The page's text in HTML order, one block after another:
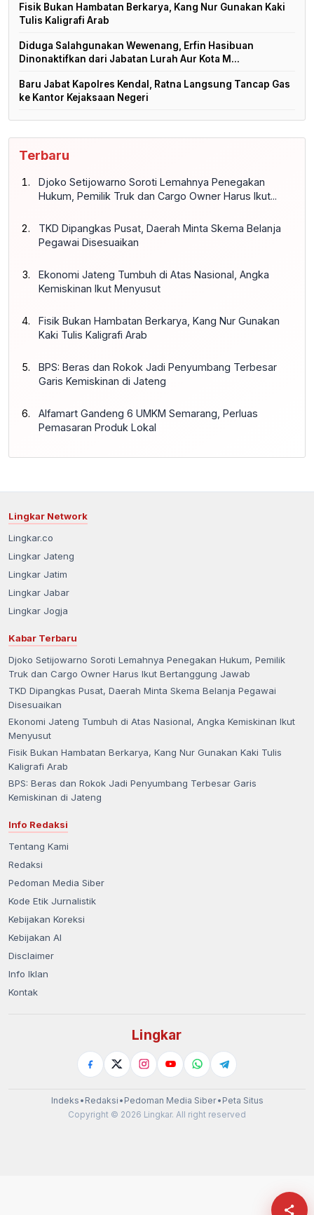
Fisik Bukan Hambatan Berkarya, Kang Nur Gunakan Kaki
Tulis Kaligrafi Arab
Diduga Salahgunakan Wewenang, Erfin Hasibuan
Dinonaktifkan dari Jabatan Lurah Aur Kota M...
Baru Jabat Kapolres Kendal, Ratna Langsung Tancap Gas
ke Kantor Kejaksaan Negeri
Terbaru
Djoko Setijowarno Soroti Lemahnya Penegakan
Hukum, Pemilik Truk dan Cargo Owner Harus Ikut...
TKD Dipangkas Pusat, Daerah Minta Skema Belanja
Pegawai Disesuaikan
Ekonomi Jateng Tumbuh di Atas Nasional, Angka
Kemiskinan Ikut Menyusut
Fisik Bukan Hambatan Berkarya, Kang Nur Gunakan
Kaki Tulis Kaligrafi Arab
BPS: Beras dan Rokok Jadi Penyumbang Terbesar
Garis Kemiskinan di Jateng
Alfamart Gandeng 6 UMKM Semarang, Perluas
Pemasaran Produk Lokal
Lingkar Network
Lingkar.co
Lingkar Jateng
Lingkar Jatim
Lingkar Jabar
Lingkar Jogja
Kabar Terbaru
Djoko Setijowarno Soroti Lemahnya Penegakan Hukum, Pemilik
Truk dan Cargo Owner Harus Ikut Bertanggung Jawab
TKD Dipangkas Pusat, Daerah Minta Skema Belanja Pegawai
Disesuaikan
Ekonomi Jateng Tumbuh di Atas Nasional, Angka Kemiskinan Ikut
Menyusut
Fisik Bukan Hambatan Berkarya, Kang Nur Gunakan Kaki Tulis
Kaligrafi Arab
BPS: Beras dan Rokok Jadi Penyumbang Terbesar Garis
Kemiskinan di Jateng
Info Redaksi
Tentang Kami
Redaksi
Pedoman Media Siber
Kode Etik Jurnalistik
Kebijakan Koreksi
Kebijakan AI
Disclaimer
Info Iklan
Kontak
Lingkar
Indeks • Redaksi • Pedoman Media Siber• Peta Situs
Copyright © 2026 Lingkar. All right reserved